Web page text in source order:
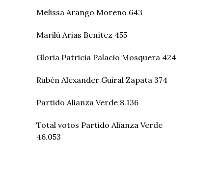
Melissa Arango Moreno 643
Marilú Arias Benítez 455
Gloria Patricia Palacio Mosquera 424
Rubén Alexander Guiral Zapata 374
Partido Alianza Verde 8.136
Total votos Partido Alianza Verde
46.053